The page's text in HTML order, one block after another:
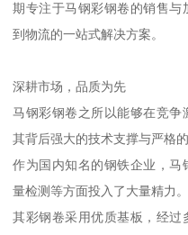
期专注于马钢彩钢卷的销售与
到物流的一站式解决方案。
深耕市场，品质为先
马钢彩钢卷之所以能够在竞
其背后强大的技术支撑与严格的
作为国内知名的钢铁企业，
量检测等方面投入了大量精力。
其彩钢卷采用优质基板，经